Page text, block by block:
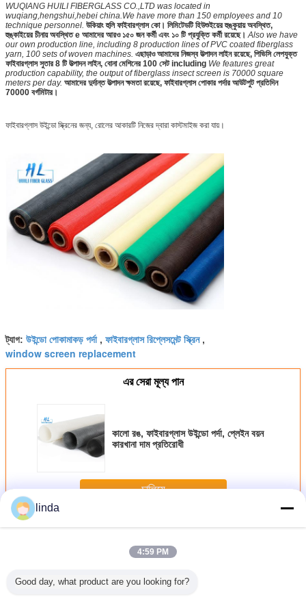
WUQIANG HUILI FIBERGLASS CO.,LTD was located in
wuqiang,hengshui,hebei china.We have more than 150 employees and 10
technique personnel. উকিয়াং হুলি ফাইবারগ্লাস কো। লিমিটেডটি হিউশুইয়ের হুঙ্কুয়ায় অবস্থিত,
হুঙ্কাইয়ের চীনায় অবস্থিত e আমাদের আরও ১৫০ জন কর্মী এবং ১০ টি প্রযুক্তি কর্মী রয়েছে। Also we have
our own production line, including 8 production lines of PVC coated fiberglass
yarn, 100 sets of woven machines. এছাড়াও আমাদের নিজস্ব উত্পাদন লাইন রয়েছে, পিভিসি লেপযুক্ত
ফাইবারগ্লাস সুতার 8 টি উত্পাদন লাইন, বোনা মেশিনের 100 সেট including We features great
production capability, the output of fiberglass insect screen is 70000 square
meters per day. আমাদের দুর্দান্ত উত্পাদন ক্ষমতা রয়েছে, ফাইবারগ্লাস পোকার পর্দার আউটপুট প্রতিদিন
70000 বর্গমিটার।
ফাইবারগ্লাস উইন্ডো স্ক্রিনের জন্য, রোলের আকারটি নিজের দ্বারা কাস্টমাইজ করা যায়।
ট্যাগ: উইন্ডো পোকামাকড় পর্দা, ফাইবারগ্লাস রিপ্লেসমেন্ট স্ক্রিন,
window screen replacement
এর সেরা মূল্য পান
কালো রঙ, ফাইবারগ্লাস উইন্ডো পর্দা, প্লেইন বয়ন
কারখানা দাম প্রতিরোধী
চালিয়ে
অধিকফাইবারগ্লাস উইন্ডো স্ক্রিন
linda
4:59 PM
Good day, what product are you looking for?